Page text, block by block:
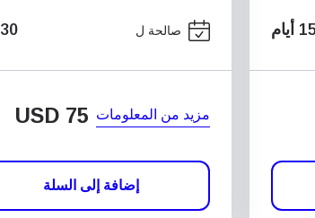
أيام صالحة ل 30 أيام
مزيد من المعلومات USD 75
إضافة إلى السلة